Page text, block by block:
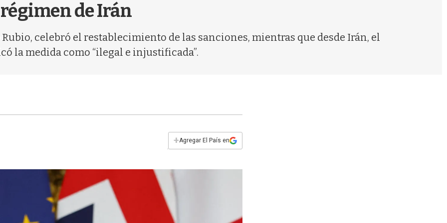
de Irán
Rubio, celebró el restablecimiento de las sanciones, mientras que desde Irán, el
la medida como “ilegal e injustificada”.
+Agregar El País en